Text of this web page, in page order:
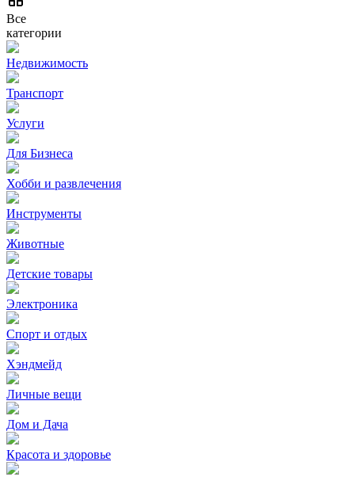
Все
категории
Недвижимость
Транспорт
Услуги
Для Бизнеса
Хобби и развлечения
Инструменты
Животные
Детские товары
Электроника
Спорт и отдых
Хэндмейд
Личные вещи
Дом и Дача
Красота и здоровье